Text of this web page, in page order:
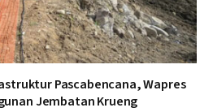
Pascabencana, Wapres
Jembatan Krueng